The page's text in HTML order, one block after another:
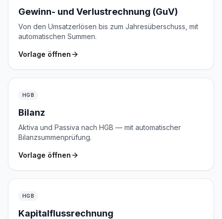
Gewinn- und Verlustrechnung (GuV)
Von den Umsatzerlösen bis zum Jahresüberschuss, mit
automatischen Summen.
Vorlage öffnen
HGB
Bilanz
Aktiva und Passiva nach HGB — mit automatischer
Bilanzsummenprüfung.
Vorlage öffnen
HGB
Kapitalflussrechnung